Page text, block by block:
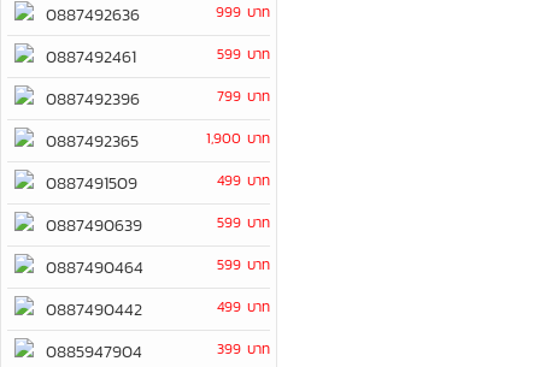
0887492636 999 บาท
0887492461 599 บาท
0887492396 799 บาท
0887492365 1,900 บาท
0887491509 499 บาท
0887490639 599 บาท
0887490464 599 บาท
0887490442 499 บาท
0885947904 399 บาท